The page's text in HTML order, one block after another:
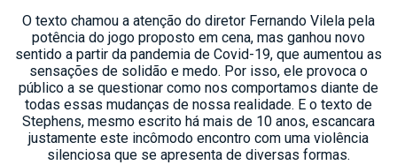
O texto chamou a atenção do diretor Fernando Vilela pela
potência do jogo proposto em cena, mas ganhou novo
sentido a partir da pandemia de Covid-19, que aumentou as
sensações de solidão e medo. Por isso, ele provoca o
público a se questionar como nos comportamos diante de
todas essas mudanças de nossa realidade. E o texto de
Stephens, mesmo escrito há mais de 10 anos, escancara
justamente este incômodo encontro com uma violência
silenciosa que se apresenta de diversas formas.